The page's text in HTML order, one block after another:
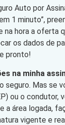
Auto por
1 minuto”,
na hora a oferta
os dados de
pronto!
na minha
seguro. Mas se
ou o condutor,
a área logada,
vigente e